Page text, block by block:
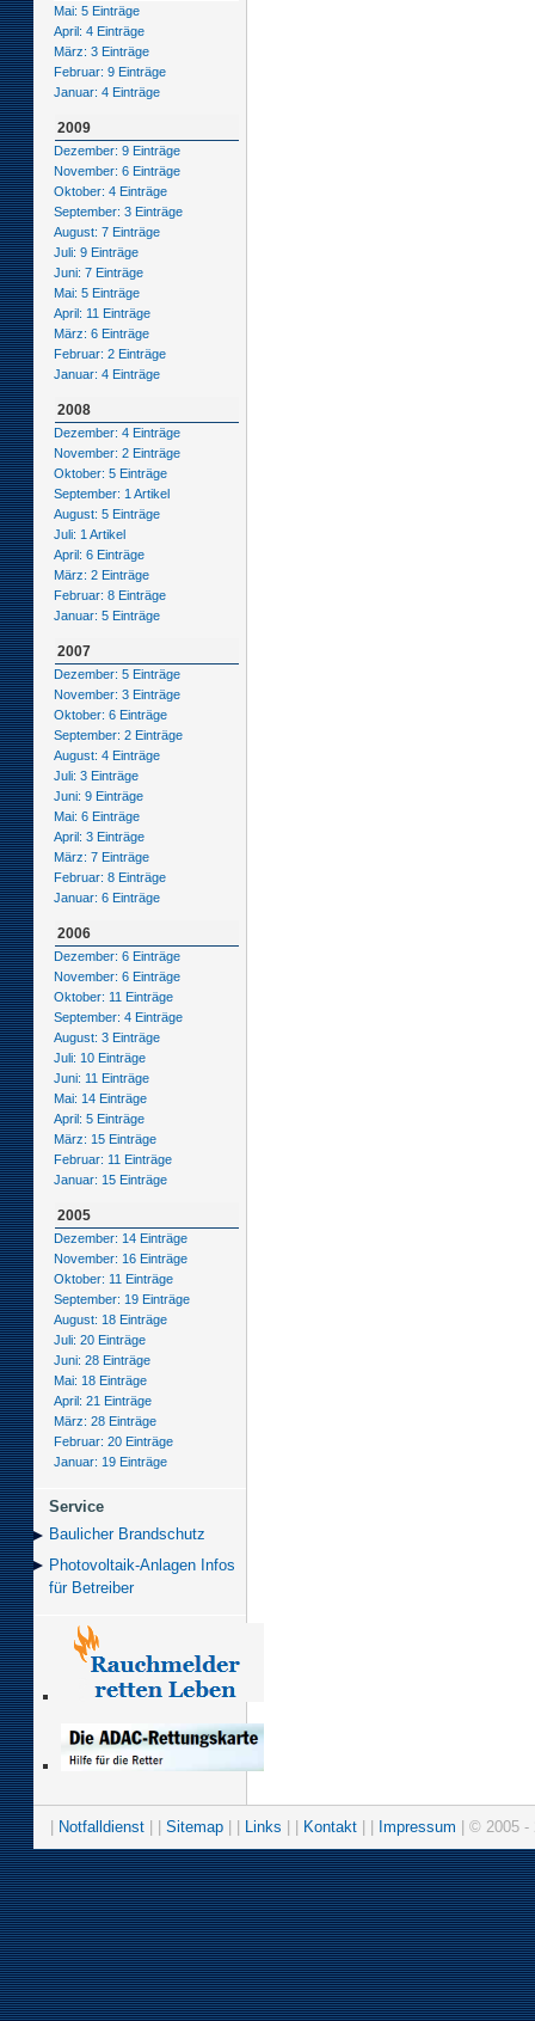
Mai: 5 Einträge
April: 4 Einträge
März: 3 Einträge
Februar: 9 Einträge
Januar: 4 Einträge
2009
Dezember: 9 Einträge
November: 6 Einträge
Oktober: 4 Einträge
September: 3 Einträge
August: 7 Einträge
Juli: 9 Einträge
Juni: 7 Einträge
Mai: 5 Einträge
April: 11 Einträge
März: 6 Einträge
Februar: 2 Einträge
Januar: 4 Einträge
2008
Dezember: 4 Einträge
November: 2 Einträge
Oktober: 5 Einträge
September: 1 Artikel
August: 5 Einträge
Juli: 1 Artikel
April: 6 Einträge
März: 2 Einträge
Februar: 8 Einträge
Januar: 5 Einträge
2007
Dezember: 5 Einträge
November: 3 Einträge
Oktober: 6 Einträge
September: 2 Einträge
August: 4 Einträge
Juli: 3 Einträge
Juni: 9 Einträge
Mai: 6 Einträge
April: 3 Einträge
März: 7 Einträge
Februar: 8 Einträge
Januar: 6 Einträge
2006
Dezember: 6 Einträge
November: 6 Einträge
Oktober: 11 Einträge
September: 4 Einträge
August: 3 Einträge
Juli: 10 Einträge
Juni: 11 Einträge
Mai: 14 Einträge
April: 5 Einträge
März: 15 Einträge
Februar: 11 Einträge
Januar: 15 Einträge
2005
Dezember: 14 Einträge
November: 16 Einträge
Oktober: 11 Einträge
September: 19 Einträge
August: 18 Einträge
Juli: 20 Einträge
Juni: 28 Einträge
Mai: 18 Einträge
April: 21 Einträge
März: 28 Einträge
Februar: 20 Einträge
Januar: 19 Einträge
Service
Baulicher Brand­schutz
Photovoltaik-Anlagen Infos
für Betreiber
Notfalldienst Sitemap Links Kontakt Impressum | © 2005 -